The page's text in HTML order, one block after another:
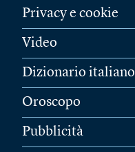
Privacy e cookie
Video
Dizionario italiano
Oroscopo
Pubblicità